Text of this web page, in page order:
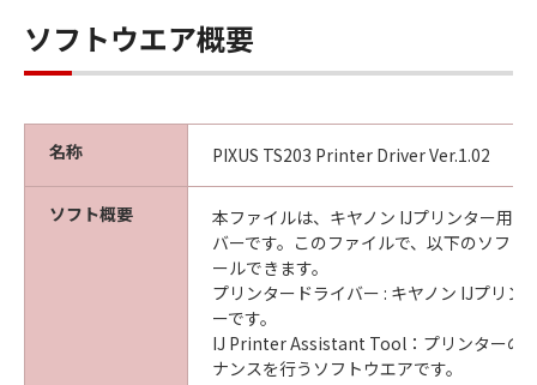
ソフトウエア概要
名称 PIXUS TS203 Printer Driver Ver.1.02
ソフト概要
本ファイルは、キヤノン IJプリンター用
バーです。このファイルで、以下のソフト
ールできます。
プリンタードライバー : キヤノン IJプリン
ーです。
IJ Printer Assistant Tool：プリンターの
ナンスを行うソフトウエアです。